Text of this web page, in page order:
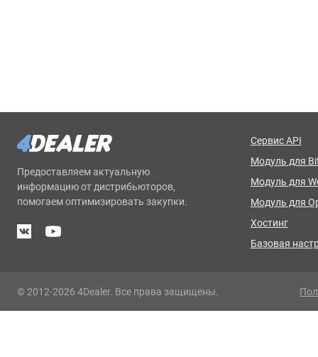
Предоставляем актуальную
информацию от дистрибьюторов,
помогаем оптимизировать закупки.
Сервис API
Модуль для
Модуль для
Модуль для
Хостинг
Базовая
© 2012-2026 4Dealer. Все права защищены.